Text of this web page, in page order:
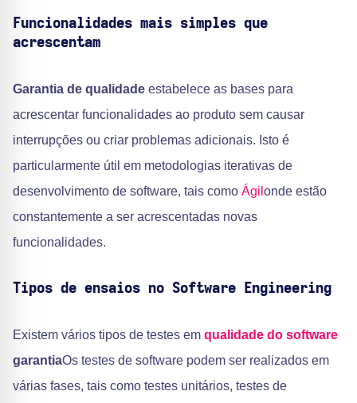
Funcionalidades mais simples que
acrescentam
Garantia de qualidade estabelece as bases para
acrescentar funcionalidades ao produto sem causar
interrupções ou criar problemas adicionais. Isto é
particularmente útil em metodologias iterativas de
desenvolvimento de software, tais como Ágil onde estão
constantemente a ser acrescentadas novas
funcionalidades.
Tipos de ensaios no Software Engineering
Existem vários tipos de testes em qualidade do software
garantiaOs testes de software podem ser realizados em
várias fases, tais como testes unitários, testes de